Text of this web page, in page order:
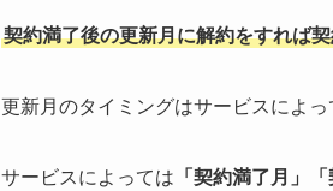
契約満了後の更新月に解約をすれば
更新月のタイミングはサービスによ
サービスによっては 「契約満了月」